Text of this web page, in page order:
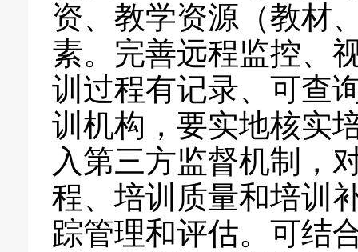
资、教学资源（教材
素。完善远程监控、
训过程有记录、可查
训机构，要实地核实
入第三方监督机制，
程、培训质量和培训
踪管理和评估。可结